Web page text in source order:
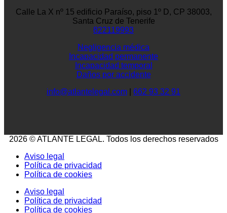
Calle La X nº 15 edificio Paraíso, piso 1º D, CP 38003,
Santa Cruz de Tenerife
822119993
Negligencia médica
Incapacidad permanente
Incapacidad temporal
Daños por accidente
info@atlantelegal.com
662 93 32 91
2026 © ATLANTE LEGAL. Todos los derechos reservados
Aviso legal
Política de privacidad
Política de cookies
Aviso legal
Política de privacidad
Política de cookies